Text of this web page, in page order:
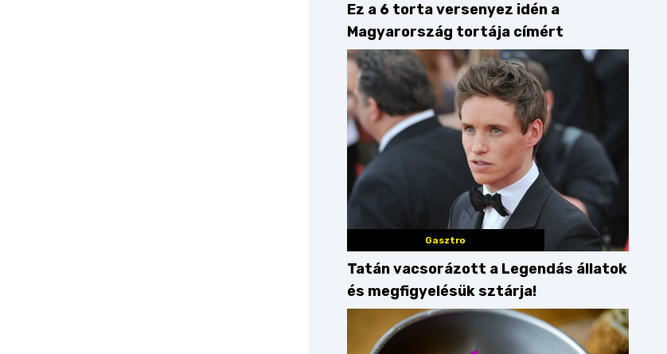
Ez a 6 torta versenyez idén a
Magyarország tortája címért
Gasztro
Tatán vacsorázott a Legendás állatok
és megfigyelésük sztárja!